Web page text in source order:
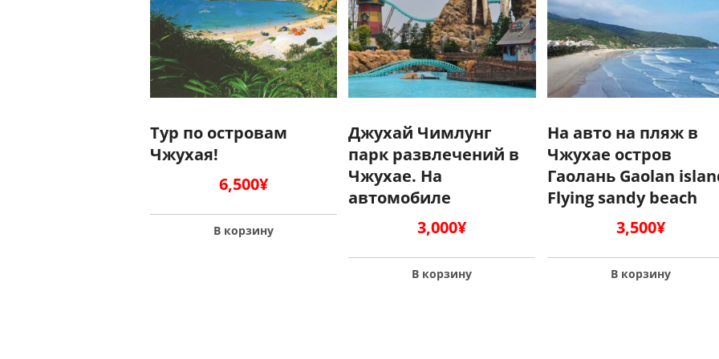
Тур по островам
Чжухая!
6,500¥
В корзину
Джухай Чимлунг
парк развлечений в
Чжухае. На
автомобиле
3,000¥
В корзину
На авто на пляж в
Чжухае остров
Гаолань Gaolan
Flying sandy beach
3,500¥
В корзину